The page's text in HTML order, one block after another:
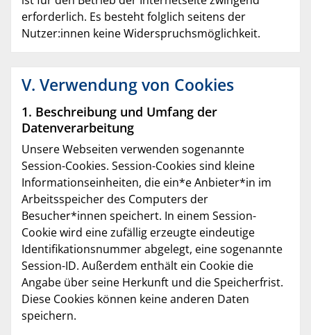
erforderlich. Es besteht folglich seitens der
Nutzer:innen keine Widerspruchsmöglichkeit.
V. Verwendung von Cookies
1. Beschreibung und Umfang der
Datenverarbeitung
Unsere Webseiten verwenden sogenannte
Session-Cookies. Session-Cookies sind kleine
Informationseinheiten, die ein*e Anbieter*in im
Arbeitsspeicher des Computers der
Besucher*innen speichert. In einem Session-
Cookie wird eine zufällig erzeugte eindeutige
Identifikationsnummer abgelegt, eine sogenannte
Session-ID. Außerdem enthält ein Cookie die
Angabe über seine Herkunft und die Speicherfrist.
Diese Cookies können keine anderen Daten
speichern.